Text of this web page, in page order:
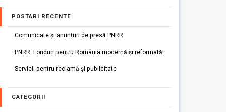
POSTARI RECENTE
Comunicate și anunțuri de presă PNRR
PNRR: Fonduri pentru România modernă și reformată!
Servicii pentru reclamă și publicitate
CATEGORII